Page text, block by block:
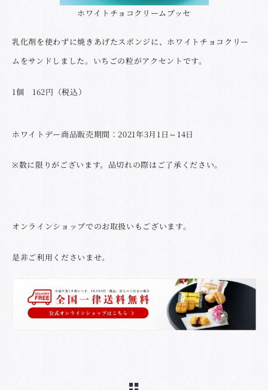
ホワイトチョコクリームブッセ
乳化剤を使わずに焼きあげたスポンジに、ホワイトチョコクリー
ムをサンドしました。いちごの粒がアクセントです。
1個 162円（税込）
ホワイトデー商品販売期間：2021年3月1日～14日
※数に限りがございます。品切れの際はご了承ください。
オンラインショップでのお取扱いもございます。
是非ご利用くださいませ。